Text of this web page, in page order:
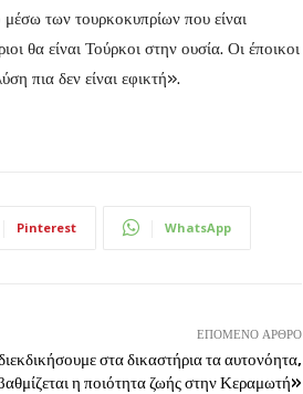
των τουρκοκυπρίων που είναι
θα είναι Τούρκοι στην ουσία. Οι έποικοι
πια δεν είναι εφικτή».
Pinterest WhatsApp
ΕΠΌΜΕΝΟ ΆΡΘΡΟ
στα δικαστήρια τα αυτονόητα,
η ποιότητα ζωής στην Κεραμωτή»